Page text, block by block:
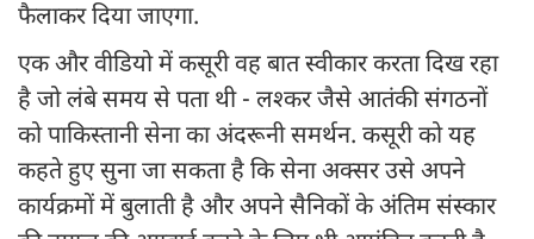
फैलाकर दिया जाएगा.
एक और वीडियो में कसूरी वह बात स्वीकार करता दिख रहा
है जो लंबे समय से पता थी - लश्कर जैसे आतंकी संगठनों
को पाकिस्तानी सेना का अंदरूनी समर्थन. कसूरी को यह
कहते हुए सुना जा सकता है कि सेना अक्सर उसे अपने
कार्यक्रमों में बुलाती है और अपने सैनिकों के अंतिम संस्कार